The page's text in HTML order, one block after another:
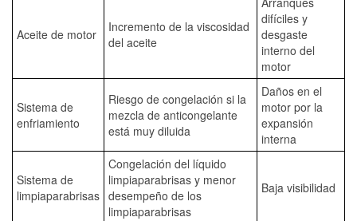
Aceite de motor
Incremento de la viscosidad
del aceite
difíciles y
desgaste
interno del
motor
Sistema de
enfriamiento
Riesgo de congelación si la
mezcla de anticongelante
está muy diluida
Daños en el
motor por la
expansión
interna
Sistema de
limpiaparabrisas
Congelación del líquido
limpiaparabrisas y menor
desempeño de los
limpiaparabrisas
Baja visibilidad